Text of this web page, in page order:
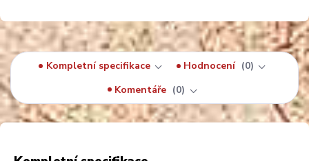
Kompletní specifikace Hodnocení
0
Komentáře
0